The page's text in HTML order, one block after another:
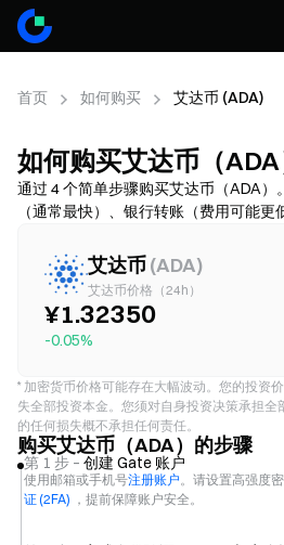
首页 如何购买 艾达币 (ADA)
如何购买艾达币（ADA
通过 4 个简单步骤购买艾达币（ADA
（通常最快）、银行转账（费用可能
费 + 价差），按需完成 KYC，并开启
额、费用和到账时间因地区和服务商而
艾达币(ADA)
艾达币价格（24h）
¥1.32350
-0.05%
* 加密货币价格可能存在大幅波动。您的投资
失全部投资本金。您须对自身投资决策承担全
的任何损失概不承担任何责任。
购买艾达币（ADA）的步骤
第 1 步 – 创建 Gate 账户
使用邮箱或手机号注册账户。请设置高强度
证 (2FA) ，提前保障账户安全。